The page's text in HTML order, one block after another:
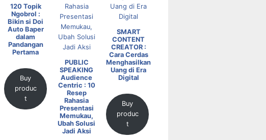
120 Topik
Ngobrol :
Bikin si Doi
Auto Baper
dalam
Pandangan
Pertama
Buy
produc
t
PUBLIC
SPEAKING
Audience
Centric : 10
Resep
Rahasia
Presentasi
Memukau,
Ubah Solusi
Jadi Aksi
SMART
CONTENT
CREATOR :
Cara Cerdas
Menghasilkan
Uang di Era
Digital
Buy
produc
t